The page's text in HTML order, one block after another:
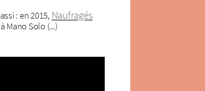
: en 2015, Naufragés
Mano Solo (...)